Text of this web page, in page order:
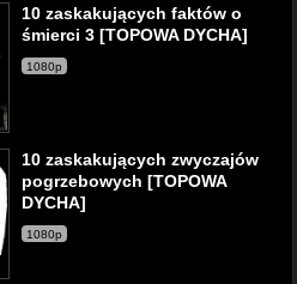
10 zaskakujących faktów o
śmierci 3 [TOPOWA DYCHA]
1080p
10 zaskakujących zwyczajów
pogrzebowych [TOPOWA
DYCHA]
1080p